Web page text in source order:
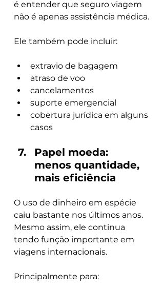
é entender que seguro viagem
não é apenas assistência médica.
Ele também pode incluir:
extravio de bagagem
atraso de voo
cancelamentos
suporte emergencial
cobertura jurídica em alguns
casos
Papel moeda:
menos quantidade,
mais eficiência
O uso de dinheiro em espécie
caiu bastante nos últimos anos.
Mesmo assim, ele continua
tendo função importante em
viagens internacionais.
Principalmente para: